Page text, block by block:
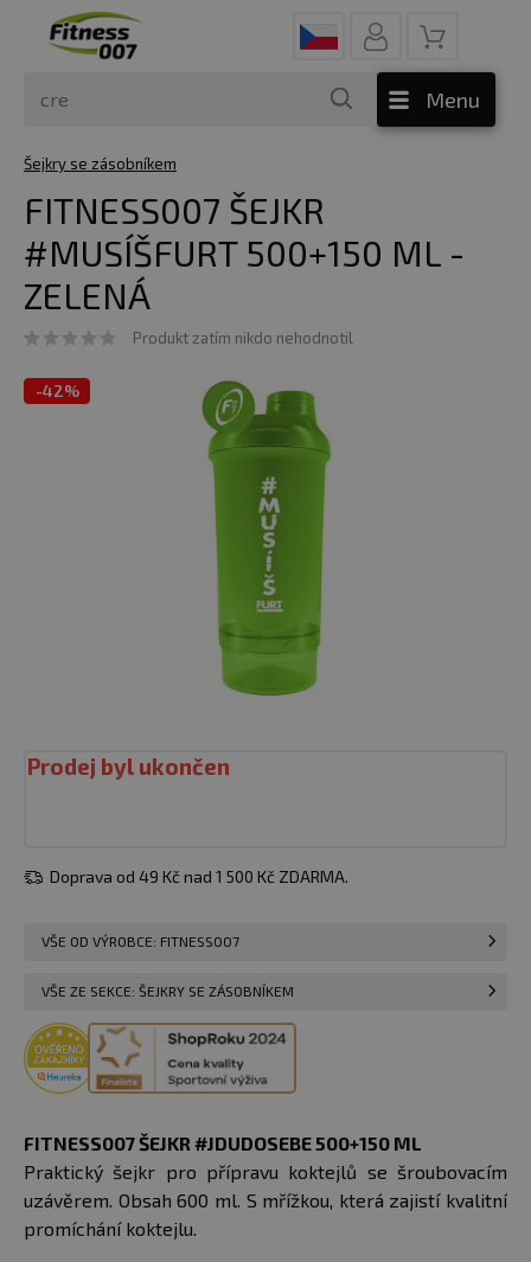
Menu
Šejkry se zásobníkem
FITNESS007 ŠEJKR
#MUSÍŠFURT 500+150 ML -
ZELENÁ
Produkt zatím nikdo nehodnotil
-42%
Prodej byl ukončen
Doprava od 49 Kč nad 1 500 Kč ZDARMA.
VŠE OD VÝROBCE: FITNESS007
VŠE ZE SEKCE: ŠEJKRY SE ZÁSOBNÍKEM
FITNESS007 ŠEJKR #JDUDOSEBE500+150 ML
Praktický šejkr pro přípravu koktejlů se šroubovacím
uzávěrem. Obsah 600 ml. S mřížkou, která zajistí kvalitní
promíchání koktejlu.